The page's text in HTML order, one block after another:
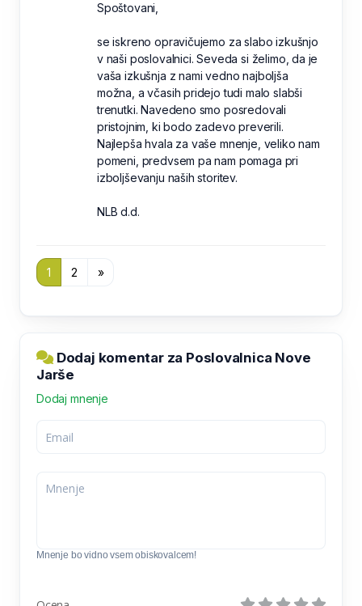
Spoštovani,
se iskreno opravičujemo za slabo izkušnjo
v naši poslovalnici. Seveda si želimo, da je
vaša izkušnja z nami vedno najboljša
možna, a včasih pridejo tudi malo slabši
trenutki. Navedeno smo posredovali
pristojnim, ki bodo zadevo preverili.
Najlepša hvala za vaše mnenje, veliko nam
pomeni, predvsem pa nam pomaga pri
izboljševanju naših storitev.
NLB d.d.
1 2 »
Dodaj komentar za Poslovalnica Nove
Jarše
Dodaj mnenje
Mnenje bo vidno vsem obiskovalcem!